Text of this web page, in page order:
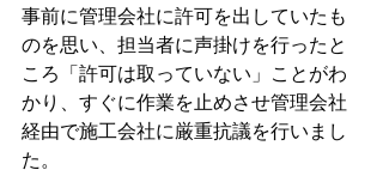
事前に管理会社に許可を出していたも
のを思い、担当者に声掛けを行ったと
ころ「許可は取っていない」ことがわ
かり、すぐに作業を止めさせ管理会社
経由で施工会社に厳重抗議を行いまし
た。